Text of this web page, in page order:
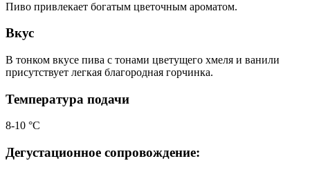
Пиво привлекает богатым цветочным ароматом.
Вкус
В тонком вкусе пива с тонами цветущего хмеля и ванили
присутствует легкая благородная горчинка.
Температура подачи
8-10 °С
Дегустационное сопровождение: